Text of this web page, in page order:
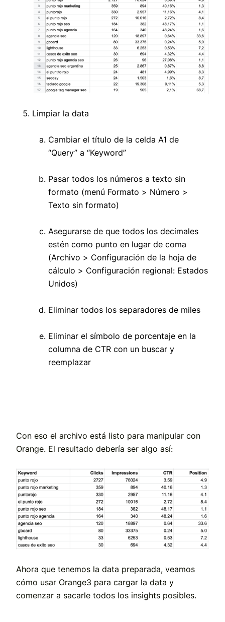
Limpiar la data
Cambiar el título de la celda A1 de
“Query” a “Keyword”
Pasar todos los números a texto sin
formato (menú Formato > Número >
Texto sin formato)
Asegurarse de que todos los decimales
estén como punto en lugar de coma
(Archivo > Configuración de la hoja de
cálculo > Configuración regional: Estados
Unidos)
Eliminar todos los separadores de miles
Eliminar el símbolo de porcentaje en la
columna de CTR con un buscar y
reemplazar
Con eso el archivo está listo para manipular con
Orange. El resultado debería ser algo así:
Ahora que tenemos la data preparada, veamos
cómo usar Orange3 para cargar la data y
comenzar a sacarle todos los insights posibles.